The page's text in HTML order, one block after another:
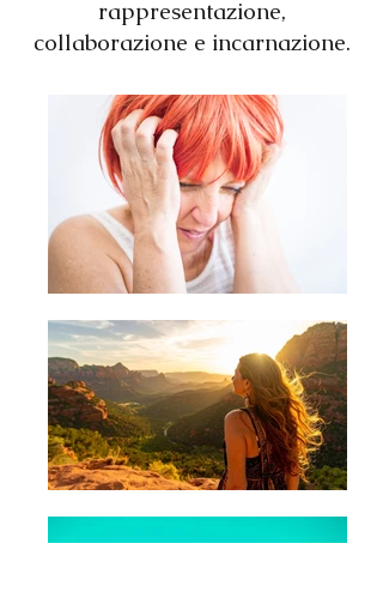
rappresentazione,
collaborazione e incarnazione.